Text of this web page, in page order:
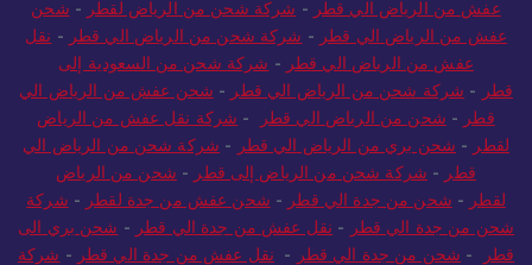
عفش من الرياض الي قطر-شركة شحن من الرياض لقطر-
شحن
عفش من الرياض الي قطر
-شركة شحن من الرياض الي قطر
عفش من الرياض الي قطر-
شركة شحن من السعودية إلى
قطر- شركة شحن من الرياض الي قطر-شحن عفش من الرياض الي
قطر- شحن من الرياض الي قطر-
شركة نقل عفش من الرياض
لقطر-شحن بري من الرياض الي قطر -شركة شحن من الرياض الي
قطر- شركة شحن من الرياض إلى قطر - شحن من الرياض
لقطر
- شحن من جدة الي قطر- شحن عفش من جدة لقطر -
شركة
شحن من جدة الي قطر- نقل عفش من جدة الي قطر-
شحن بري الى